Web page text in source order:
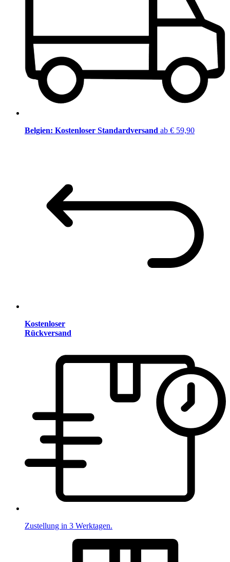
Belgien: Kostenloser Standardversand ab € 59,90
Kostenloser
Rückversand
Zustellung in 3 Werktagen.